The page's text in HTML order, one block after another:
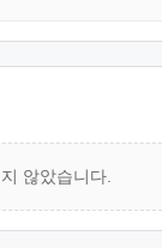
않았습니다.